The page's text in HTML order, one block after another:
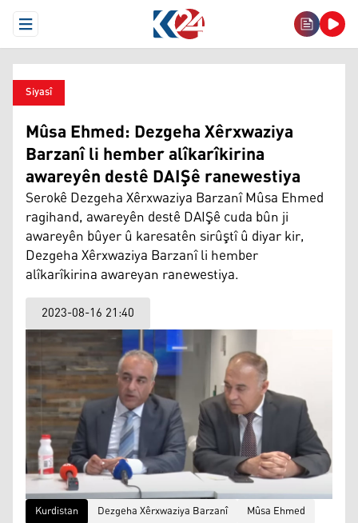
Open Menu
Siyasî
Mûsa Ehmed: Dezgeha Xêrxwaziya
Barzanî li hember alîkarîkirina
awareyên destê DAIŞê ranewestiya
Serokê Dezgeha Xêrxwaziya Barzanî Mûsa Ehmed
ragihand, awareyên destê DAIŞê cuda bûn ji
awareyên bûyer û karesatên sirûştî û diyar kir,
Dezgeha Xêrxwaziya Barzanî li hember
alîkarîkirina awareyan ranewestiya.
2023-08-16 21:40
Kurdistan Dezgeha Xêrxwaziya Barzanî Mûsa Ehmed